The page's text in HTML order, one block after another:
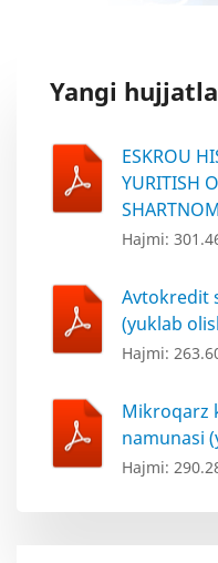
Yangi
ESKROU
YURITISH
Hajmi:
Avtokredit
(yuklab
Hajmi:
Mikroqarz
namunasi
Hajmi: